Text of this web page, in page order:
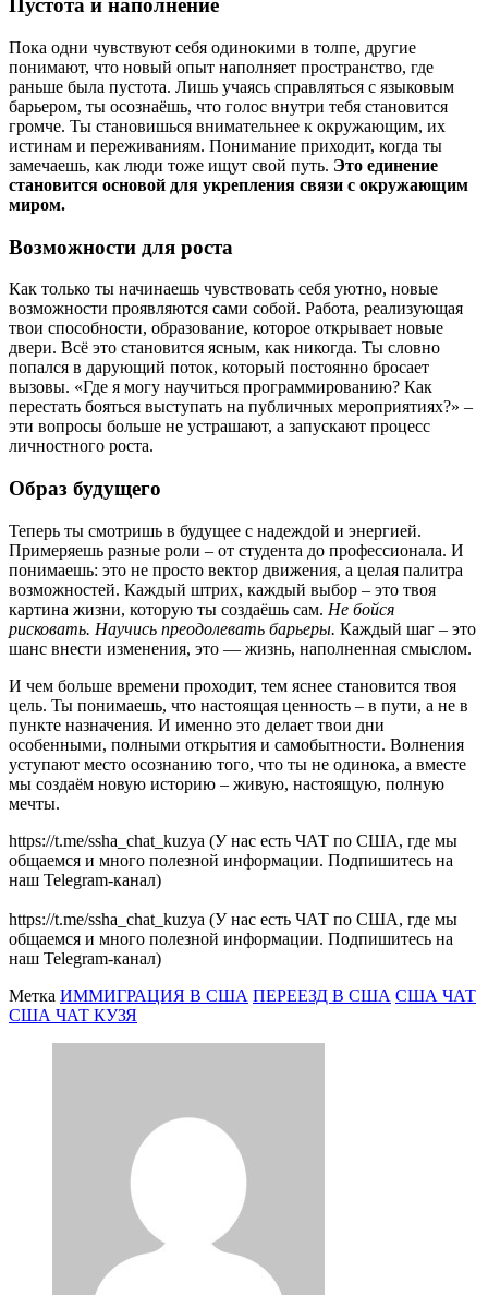
Пустота и наполнение
Пока одни чувствуют себя одинокими в толпе, другие
понимают, что новый опыт наполняет пространство, где
раньше была пустота. Лишь учаясь справляться с языковым
барьером, ты осознаёшь, что голос внутри тебя становится
громче. Ты становишься внимательнее к окружающим, их
истинам и переживаниям. Понимание приходит, когда ты
замечаешь, как люди тоже ищут свой путь. Это единение
становится основой для укрепления связи с окружающим
миром.
Возможности для роста
Как только ты начинаешь чувствовать себя уютно, новые
возможности проявляются сами собой. Работа, реализующая
твои способности, образование, которое открывает новые
двери. Всё это становится ясным, как никогда. Ты словно
попался в дарующий поток, который постоянно бросает
вызовы. «Где я могу научиться программированию? Как
перестать бояться выступать на публичных мероприятиях?» –
эти вопросы больше не устрашают, а запускают процесс
личностного роста.
Образ будущего
Теперь ты смотришь в будущее с надеждой и энергией.
Примеряешь разные роли – от студента до профессионала. И
понимаешь: это не просто вектор движения, а целая палитра
возможностей. Каждый штрих, каждый выбор – это твоя
картина жизни, которую ты создаёшь сам. Не бойся
рисковать. Научись преодолевать барьеры. Каждый шаг – это
шанс внести изменения, это — жизнь, наполненная смыслом.
И чем больше времени проходит, тем яснее становится твоя
цель. Ты понимаешь, что настоящая ценность – в пути, а не в
пункте назначения. И именно это делает твои дни
особенными, полными открытия и самобытности. Волнения
уступают место осознанию того, что ты не одинока, а вместе
мы создаём новую историю – живую, настоящую, полную
мечты.
https://t.me/ssha_chat_kuzya (У нас есть ЧАТ по США, где мы
общаемся и много полезной информации. Подпишитесь на
наш Telegram-канал)
https://t.me/ssha_chat_kuzya (У нас есть ЧАТ по США, где мы
общаемся и много полезной информации. Подпишитесь на
наш Telegram-канал)
Метка ИММИГРАЦИЯ В США ПЕРЕЕЗД В США США ЧАТ
США ЧАТ КУЗЯ